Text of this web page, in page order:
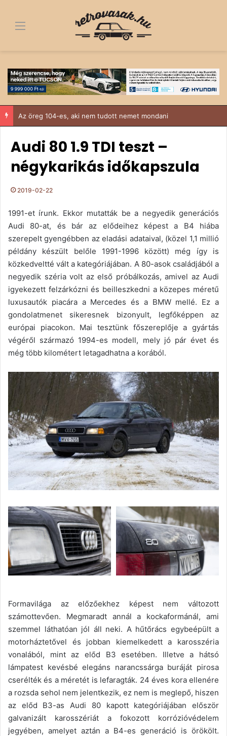
Menü
Az öreg 104-es, aki nem tudott nemet mondani
Audi 80 1.9 TDI teszt –
négykarikás időkapszula
2019-02-22
1991-et írunk. Ekkor mutatták be a negyedik generációs
Audi 80-at, és bár az elődeihez képest a B4 hiába
szerepelt gyengébben az eladási adataival, (közel 1,1 millió
példány készült belőle 1991-1996 között) még így is
közkedveltté vált a kategóriájában. A 80-asok családjából a
negyedik széria volt az első próbálkozás, amivel az Audi
igyekezett felzárkózni és beilleszkedni a közepes méretű
luxusautók piacára a Mercedes és a BMW mellé. Ez a
gondolatmenet sikeresnek bizonyult, legfőképpen az
európai piacokon. Mai tesztünk főszereplője a gyártás
végéről származó 1994-es modell, mely jó pár évet és
még több kilométert letagadhatna a korából.
Formavilága az előzőekhez képest nem változott
számottevően. Megmaradt annál a kockaformánál, ami
szemmel láthatóan jól áll neki. A hűtőrács egybeépült a
motorháztetővel és jobban kiemelkedett a karosszéria
vonalából, mint az előd B3 esetében. Illetve a hátsó
lámpatest kevésbé elegáns narancssárga buráját pirosa
cserélték és a méretét is lefaragták. 24 éves kora ellenére
a rozsda sehol nem jelentkezik, ez nem is meglepő, hiszen
az előd B3-as Audi 80 kapott kategóriájában először
galvanizált karosszériát a fokozott korrózióvédelem
jegyében, amelyet aztán a B4-es generáció is örökölt.